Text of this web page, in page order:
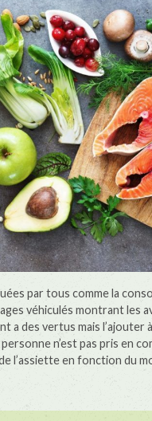
par tous comme la
véhiculés montrant les
a des vertus mais
n’est pas pris en
l’assiette en fonction du